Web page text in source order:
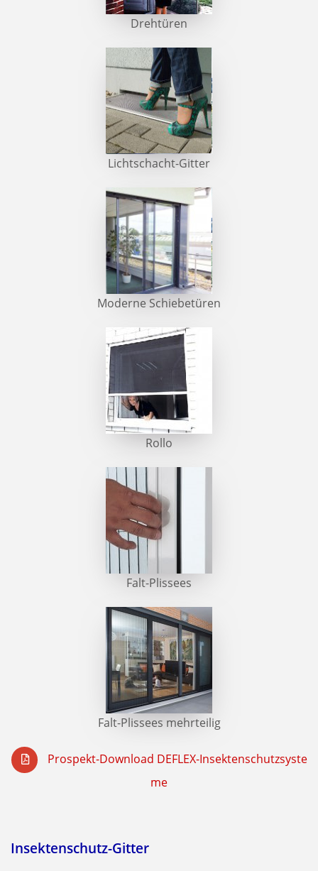
Drehtüren
Lichtschacht-Gitter
Moderne Schiebetüren
Rollo
Falt-Plissees
Falt-Plissees mehrteilig
Prospekt-Download DEFLEX-Insektenschutzsyste
me
Insektenschutz-Gitter